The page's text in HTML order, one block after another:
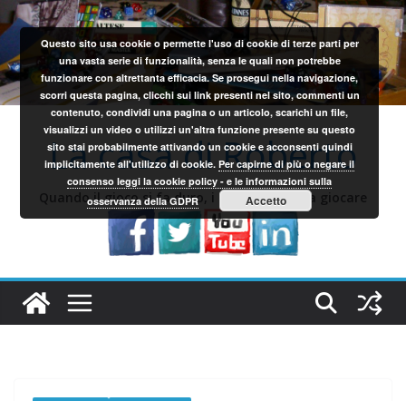
Salta
al
contenuto
La casa di Roberto
Quando il gioco si fa duro, i sardi iniziano a giocare
Questo sito usa cookie o permette l'uso di cookie di terze parti per
una vasta serie di funzionalità, senza le quali non potrebbe
funzionare con altrettanta efficacia. Se prosegui nella navigazione,
scorri questa pagina, clicchi sui link presenti nel sito, commenti un
contenuto, condividi una pagina o un articolo, scarichi un file,
visualizzi un video o utilizzi un'altra funzione presente su questo
sito stai probabilmente attivando un cookie e acconsenti quindi
implicitamente all'utilizzo di cookie.Per capirne di più o negare il
consenso leggi la cookie policy - e le informazioni sulla
osservanza della GDPR
Accetto